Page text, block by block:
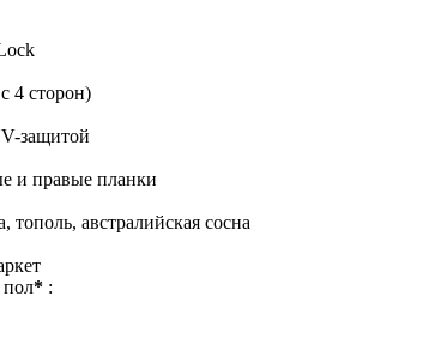
4 сторон)
защитой
и правые планки
тополь, австралийская сосна
* :